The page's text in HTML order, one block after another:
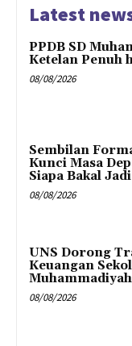
Latest
PPDB SD
Ketelan Penuh
08/08/2026
Sembilan
Kunci Masa
Siapa Bakal
08/08/2026
UNS Dorong
Keuangan
Muhammadiyah
08/08/2026